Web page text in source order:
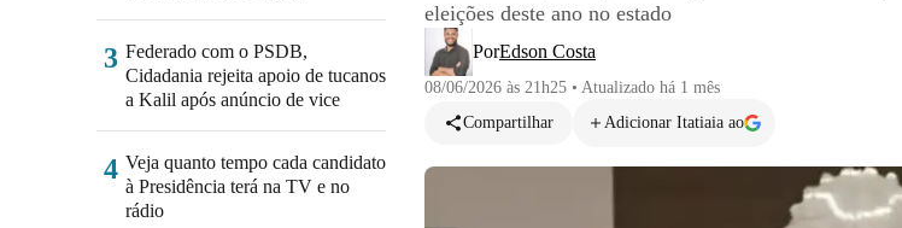
eleições deste ano no estado
PorEdson Costa
08/06/2026 às 21h25 • Atualizado há 1 mês
Compartilhar
Adicionar Itatiaia ao
3 Federado com o PSDB,
Cidadania rejeita apoio de tucanos
a Kalil após anúncio de vice
4 Veja quanto tempo cada candidato
à Presidência terá na TV e no
rádio